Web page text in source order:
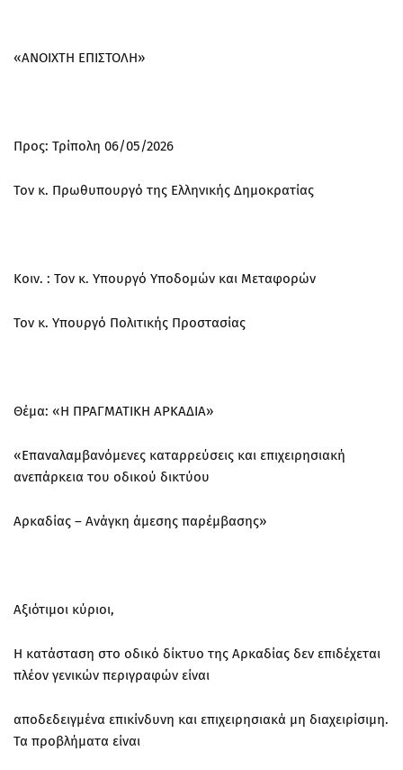
«ΑΝΟΙΧΤΗ ΕΠΙΣΤΟΛΗ»
Προς: Τρίπολη 06/05/2026
Τον κ. Πρωθυπουργό της Ελληνικής Δημοκρατίας
Κοιν. : Τον κ. Υπουργό Υποδομών και Μεταφορών
Τον κ. Υπουργό Πολιτικής Προστασίας
Θέμα: «Η ΠΡΑΓΜΑΤΙΚΗ ΑΡΚΑΔΙΑ»
«Επαναλαμβανόμενες καταρρεύσεις και επιχειρησιακή
ανεπάρκεια του οδικού δικτύου
Αρκαδίας – Ανάγκη άμεσης παρέμβασης»
Αξιότιμοι κύριοι,
Η κατάσταση στο οδικό δίκτυο της Αρκαδίας δεν επιδέχεται
πλέον γενικών περιγραφών είναι
αποδεδειγμένα επικίνδυνη και επιχειρησιακά μη διαχειρίσιμη.
Τα προβλήματα είναι